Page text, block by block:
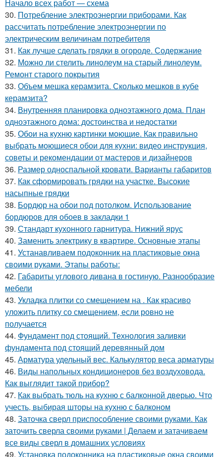
Начало всех работ — схема
30. Потребление электроэнергии приборами. Как
рассчитать потребление электроэнергии по
электрическим величинам потребителя
31. Как лучше сделать грядки в огороде. Содержание
32. Можно ли стелить линолеум на старый линолеум.
Ремонт старого покрытия
33. Объем мешка керамзита. Сколько мешков в кубе
керамзита?
34. Внутренняя планировка одноэтажного дома. План
одноэтажного дома: достоинства и недостатки
35. Обои на кухню картинки моющие. Как правильно
выбрать моющиеся обои для кухни: видео инструкция,
советы и рекомендации от мастеров и дизайнеров
36. Размер односпальной кровати. Варианты габаритов
37. Как сформировать грядки на участке. Высокие
насыпные грядки
38. Бордюр на обои под потолком. Использование
бордюров для обоев в закладки 1
39. Стандарт кухонного гарнитура. Нижний ярус
40. Заменить электрику в квартире. Основные этапы
41. Устанавливаем подоконник на пластиковые окна
своими руками. Этапы работы:
42. Габариты углового дивана в гостиную. Разнообразие
мебели
43. Укладка плитки со смещением на . Как красиво
уложить плитку со смещением, если ровно не
получается
44. Фундамент под стоящий. Технология заливки
фундамента под стоящий деревянный дом
45. Арматура удельный вес. Калькулятор веса арматуры
46. Виды напольных кондиционеров без воздуховода.
Как выглядит такой прибор?
47. Как выбрать тюль на кухню с балконной дверью. Что
учесть, выбирая шторы на кухню с балконом
48. Заточка сверл приспособление своими руками. Как
заточить сверла своими руками | Делаем и затачиваем
все виды сверл в домашних условиях
49. Установка подоконника на пластиковые окна своими